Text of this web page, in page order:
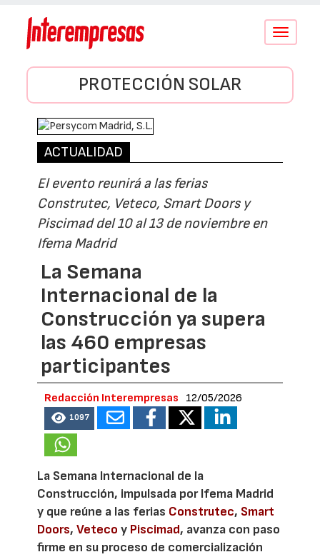
Conmutar
PROTECCIÓN SOLAR
ACTUALIDAD
El evento reunirá a las ferias
Construtec, Veteco, Smart Doors y
Piscimad del 10 al 13 de noviembre en
Ifema Madrid
La Semana
Internacional de la
Construcción ya supera
las 460 empresas
participantes
Redacción Interempresas 12/05/2026
1097
La Semana Internacional de la
Construcción, impulsada por Ifema Madrid
y que reúne a las ferias Construtec, Smart
Doors,Veteco y Piscimad, avanza con paso
firme en su proceso de comercialización